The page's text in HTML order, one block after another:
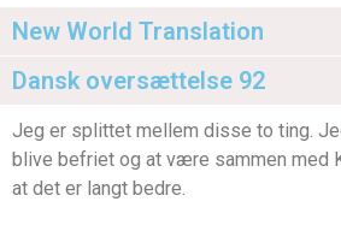
New World Translation
Dansk oversættelse 92
Jeg er splittet mellem disse to ting.
blive befriet og at være sammen med
at det er langt bedre.